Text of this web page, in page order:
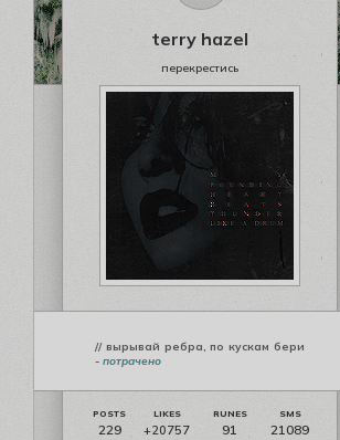
terry hazel
перекрестись
// вырывай ребра, по кускам бери
- потрачено
229 +20757 91 21089